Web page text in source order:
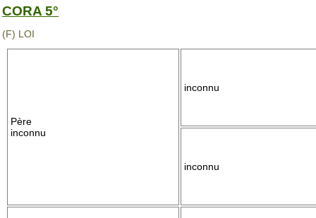
CORA 5°
(F) LOI
Père
inconnu
inconnu
inconnu